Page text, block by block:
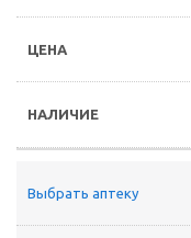
Выбрать аптеку